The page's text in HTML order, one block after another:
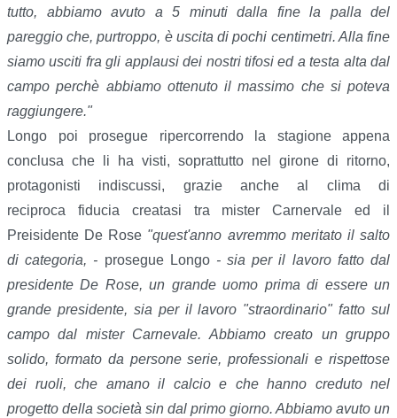
tutto, abbiamo avuto a 5 minuti dalla fine la palla del
pareggio che, purtroppo, è uscita di pochi centimetri. Alla fine
siamo usciti fra gli applausi dei nostri tifosi ed a testa alta dal
campo perchè abbiamo ottenuto il massimo che si poteva
raggiungere."
Longo poi prosegue ripercorrendo la stagione appena
conclusa che li ha visti, soprattutto nel girone di ritorno,
protagonisti indiscussi, grazie anche al clima di
reciproca fiducia creatasi tra mister Carnervale ed il
Preisidente De Rose "quest'anno avremmo meritato il salto
di categoria, - prosegue Longo - sia per il lavoro fatto dal
presidente De Rose, un grande uomo prima di essere un
grande presidente, sia per il lavoro "straordinario" fatto sul
campo dal mister Carnevale. Abbiamo creato un gruppo
solido, formato da persone serie, professionali e rispettose
dei ruoli, che amano il calcio e che hanno creduto nel
progetto della società sin dal primo giorno. Abbiamo avuto un